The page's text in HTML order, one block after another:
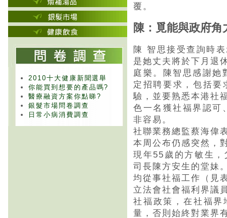
2010十大健康新聞選舉
你能買到想要的產品嗎?
醫療融資方案你點睇?
銀髮市場問卷調查
日常小病消費調查
覆。
陳：覓能與政府角
陳 智思接受查詢時
是她丈夫將於下月退
庭樂。陳智思感謝她
定招聘要求，包括
驗，並要熟悉本港社
色一名獲社福界認可
非容易。
社聯業務總監蔡海偉
本周公布仍感突然，
現年55歲的方敏生
司長陳方安生的堂妹
均從事社福工作（見
立法會社會福利界議
社福政策，在社福
量，否則始終對業界